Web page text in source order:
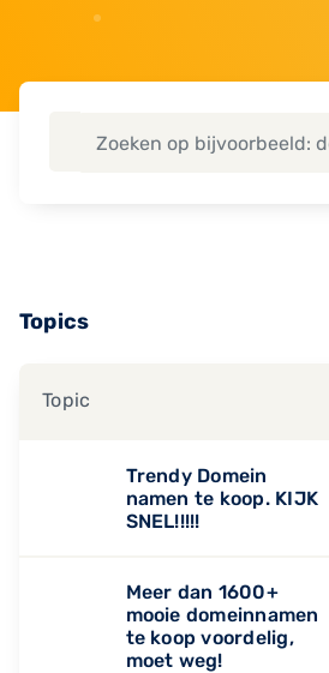
Topics
Topic
Trendy Domein
namen te koop. KIJK
SNEL!!!!!
Meer dan 1600+
mooie domeinnamen
te koop voordelig,
moet weg!